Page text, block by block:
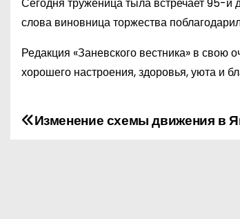
Сегодня труженица тыла встречает 95-й
слова виновница торжества
Редакция «Заневского вестника» в свою
хорошего настроения, здоровья, уюта и
НИзменение схемы движения в